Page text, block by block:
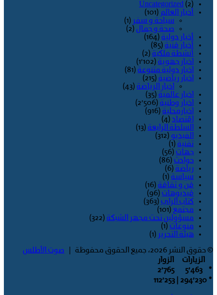
Uncategorized (2)
أخبار العالم (101)
سياحة و سفر (1)
صحة و جمال (2)
أخبار دولية (164)
أخبار فنية (85)
أنشطة ملكية (2)
اخبار جهوية (1٬102)
اخبار دولية متنوعة (81)
اخبار رياضية (215)
اخبار الرياضة (43)
اخبار عالمية (35)
اخبار وطنية (2٬506)
اخبارمحلية (916)
اقتصاد (4)
السلطة الرابعة (13)
الفيديو (312)
تقنية (1)
جهات (56)
حوادث (86)
رياضة (6)
سياسة (1)
فن و ثقافة (16)
فيديوهات (96)
كتاب الراي (363)
مجتمع (101)
مسؤولين تحت مجهر الشبكة (322)
منوعات (1)
هيئة التحرير (1)
© حقوق النشر 2026، جميع الحقوق محفوظة |
صوت الأطلس
الزيارات
الزوار
*
5٬463
2٬765
* 294٬230